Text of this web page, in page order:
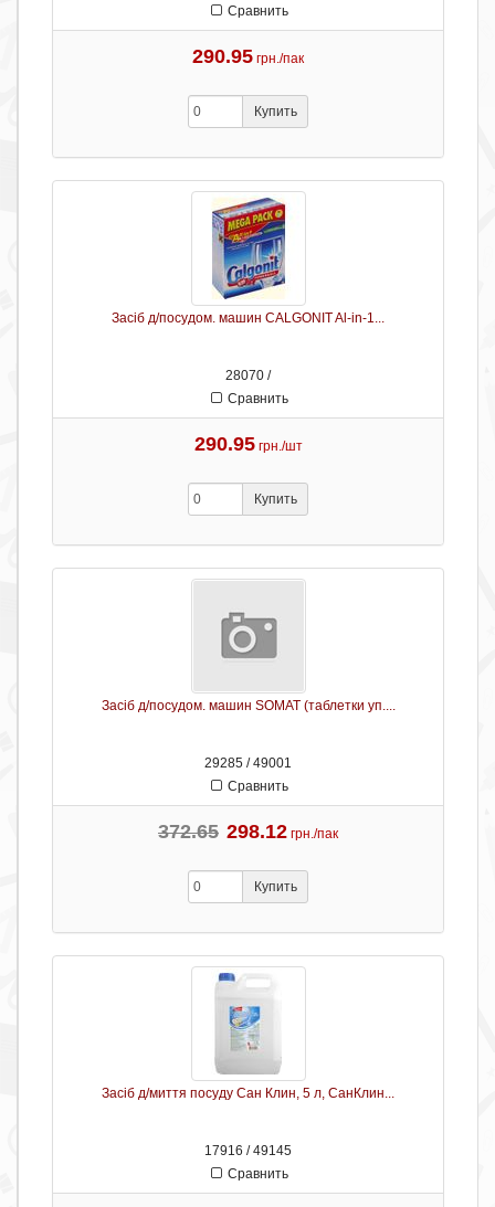
Сравнить
290.95 грн./пак
Купить
Засіб д/посудом. машин CALGONIT Al-in-1...
28070 /
Сравнить
290.95 грн./шт
Купить
Засіб д/посудом. машин SOMAT (таблетки уп....
29285 / 49001
Сравнить
372.65 298.12 грн./пак
Купить
Засіб д/миття посуду Сан Клин, 5 л, СанКлин...
17916 / 49145
Сравнить